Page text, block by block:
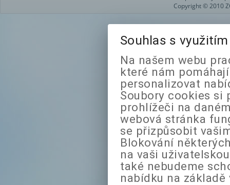
Copyright © 2010
Souhlas s
Na našem webu
které nám
personalizovat
Soubory cookies si
prohlížeči na
webová stránka
se přizpůsobit
Blokování
na vaši
také nebudeme
nabídku na